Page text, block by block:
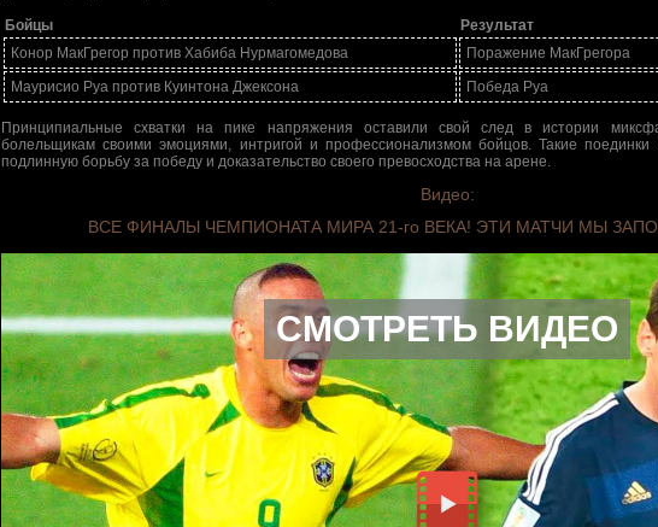
Бойцы Результат
Конор МакГрегор против Хабиба Нурмагомедова
Поражение МакГрегора
Маурисио Руа против Куинтона Джексона
Победа Руа
Принципиальные схватки на пике напряжения оставили свой след в истории
болельщикам своими эмоциями, интригой и профессионализмом бойцов. Такие
подлинную борьбу за победу и доказательство своего превосходства на арене.
Видео:
ВСЕ ФИНАЛЫ ЧЕМПИОНАТА МИРА 21-го ВЕКА! ЭТИ МАТЧИ МЫ
СМОТРЕТЬ ВИДЕО